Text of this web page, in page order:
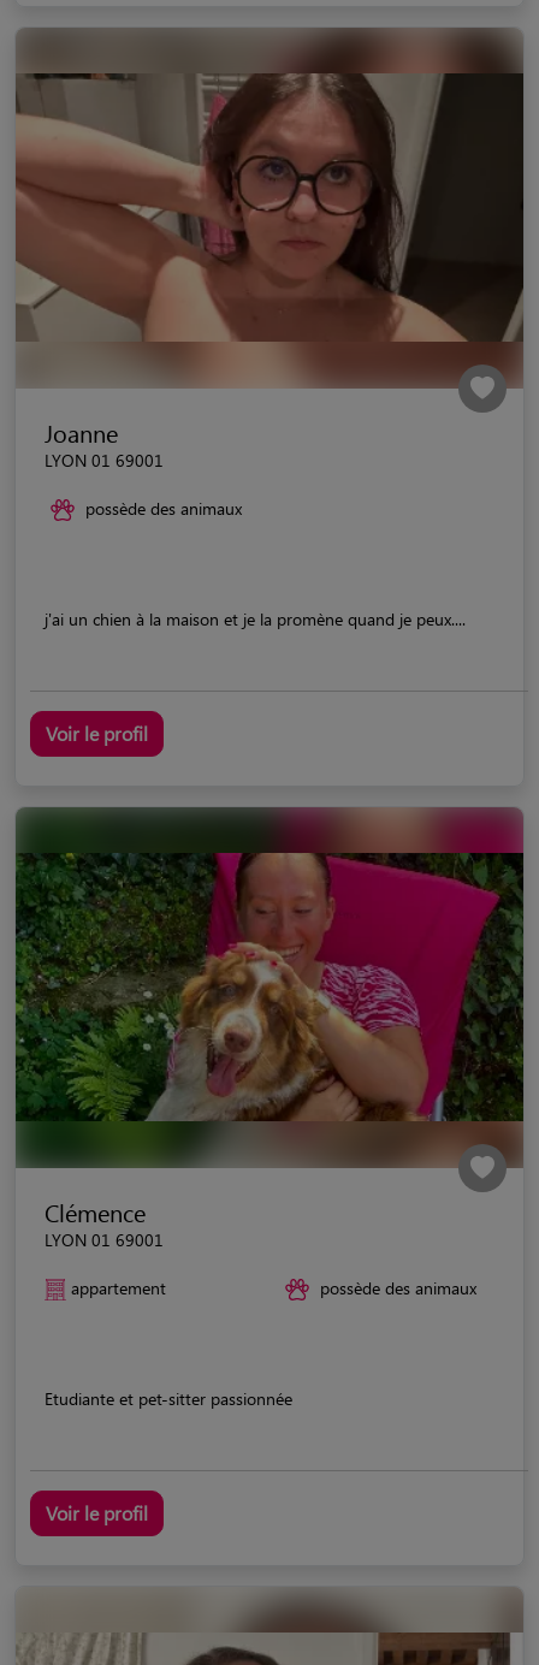
Joanne
LYON 01 69001
possède des animaux
j'ai un chien à la maison et je la promène quand je peux....
Voir le profil
Clémence
LYON 01 69001
appartement possède des animaux
Etudiante et pet-sitter passionnée
Voir le profil